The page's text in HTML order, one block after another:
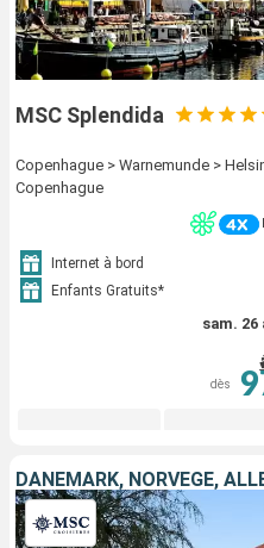
MSC Splendida
Copenhague > Warnemunde >
Copenhague
Internet à bord
Enfants Gratuits*
sam. 26
dès
DANEMARK, NORVÈGE,